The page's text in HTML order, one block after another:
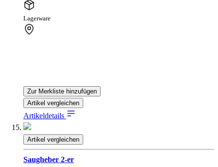
Lagerware
Zur Merkliste hinzufügen
Artikel vergleichen
Artikeldetails
Artikel vergleichen
Saugheber 2-er